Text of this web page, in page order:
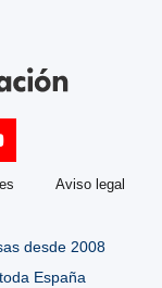
Aviso legal
desde 2008
España